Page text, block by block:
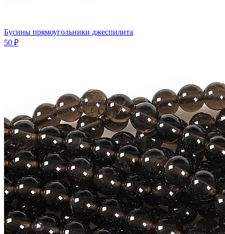
Бусины прямоугольники джеспилита
50 ₽